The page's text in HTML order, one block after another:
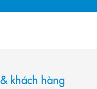
& khách hàng